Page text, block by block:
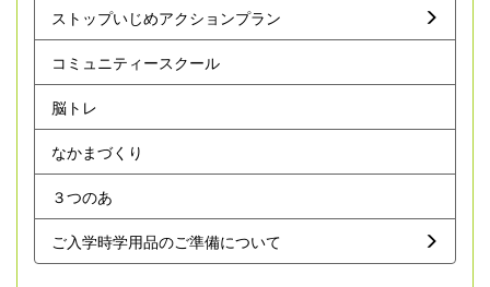
ストップいじめアクションプラン
コミュニティースクール
脳トレ
なかまづくり
３つのあ
ご入学時学用品のご準備について